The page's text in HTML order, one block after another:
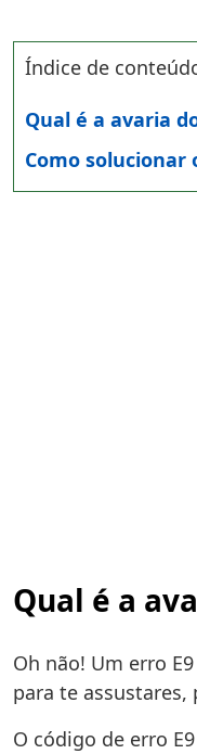
Índice de
Qual é a avaria
Como solucionar
Qual é a
Oh não! Um erro
para te assustares,
O código de erro